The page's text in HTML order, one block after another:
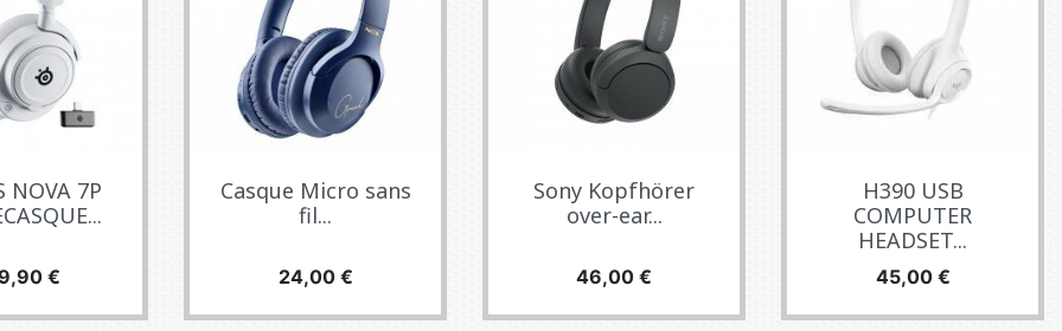
NOVA 7P
€
Casque Micro sans
fil...
Precio
24,00 €
Sony Kopfhörer
over-ear...
Precio
46,00 €
H390 USB
COMPUTER
HEADSET...
Precio
45,00 €